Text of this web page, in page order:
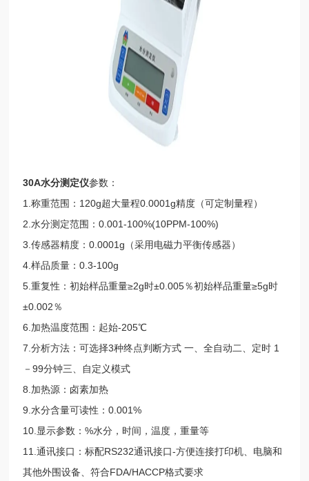
30A水分测定仪参数：
1.称重范围：120g超大量程0.0001g精度（可定制量程）
2.水分测定范围：0.001-100%(10PPM-100%)
3.传感器精度：0.0001g（采用电磁力平衡传感器）
4.样品质量：0.3-100g
5.重复性：初始样品重量≥2g时±0.005％初始样品重量≥5g时
±0.002％
6.加热温度范围：起始-205℃
7.分析方法：可选择3种终点判断方式 一、全自动二、定时 1
－99分钟三、自定义模式
8.加热源：卤素加热
9.水分含量可读性：0.001%
10.显示参数：%水分，时间，温度，重量等
11.通讯接口：标配RS232通讯接口-方便连接打印机、电脑和
其他外围设备、符合FDA/HACCP格式要求